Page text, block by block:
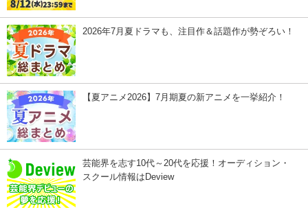
2026年7月夏ドラマも、注目作＆話題作が勢ぞろい！
【夏アニメ2026】7月期夏の新アニメを一挙紹介！
芸能界を志す10代～20代を応援！オーディション・
スクール情報はDeview